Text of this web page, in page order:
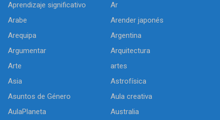
Aprendizaje significativo
Ar
Arabe
Arender japonés
Arequipa
Argentina
Argumentar
Arquitectura
Arte
artes
Asia
Astrofísica
Asuntos de Género
Aula creativa
AulaPlaneta
Australia